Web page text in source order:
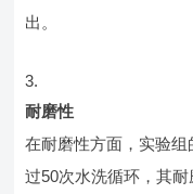
出。
耐磨性
在耐磨性方面，实验
过50次水洗循环，其